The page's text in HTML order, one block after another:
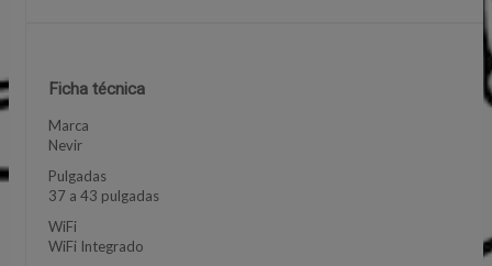
Ficha técnica
Marca
Nevir
Pulgadas
37 a 43 pulgadas
WiFi
WiFi Integrado